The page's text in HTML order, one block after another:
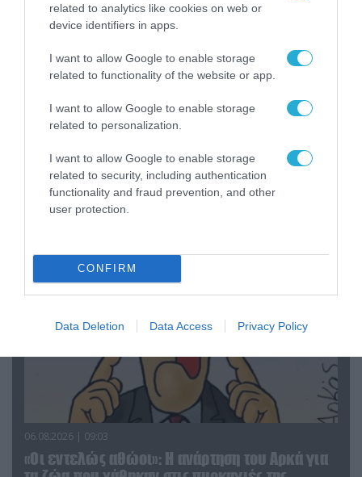
related to analytics like cookies on web or
device identifiers in apps.
I want to allow Google to enable storage
related to functionality of the website or app.
I want to allow Google to enable storage
related to personalization.
I want to allow Google to enable storage
related to security, including authentication
functionality and fraud prevention, and other
user protection.
CONFIRM
Data Deletion Data Access Privacy Policy
«Επιχείρηση ελεύθερα πεζοδρόμια» στην
Αθήνα: Απομακρύνθηκαν παράνομα
αντικείμενα από κοινόχρηστους χώρους
06.08.2026 | 09:03
«Οι εντελώς αθώοι»: Η ανάρτηση του Αρκά για